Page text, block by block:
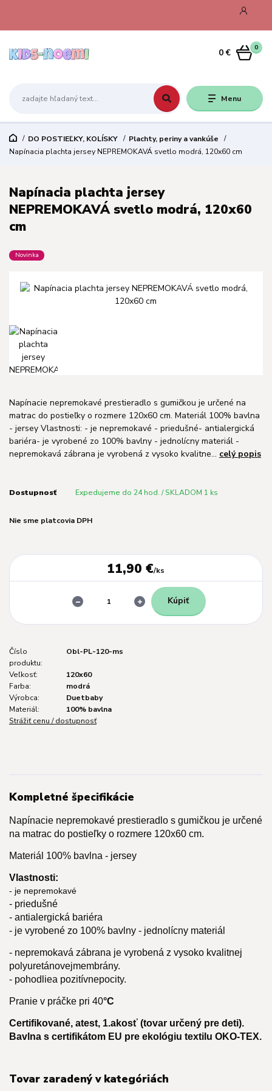
Menu
0
0 €
DO POSTIEĽKY, KOLÍSKY
Plachty, periny a vankúše
Napínacia plachta jersey NEPREMOKAVÁ svetlo modrá, 120x60 cm
Napínacia plachta jersey
NEPREMOKAVÁ svetlo modrá, 120x60
cm
Novinka
Napínacie nepremokavé prestieradlo s gumičkou je určené na
matrac do postieľky o rozmere 120x60 cm. Materiál 100% bavlna
- jersey Vlastnosti: - je nepremokavé - priedušné- antialergická
bariéra- je vyrobené zo 100% bavlny - jednolícny materiál -
nepremokavá zábrana je vyrobená z vysoko kvalitne... celý popis
Dostupnosť Expedujeme do 24 hod. / SKLADOM 1 ks
Nie sme platcovia DPH
11,90 €/ks
Kúpiť
Číslo
produktu:
Obl-PL-120-ms
Veľkosť:
120x60
Farba:
modrá
Výrobca:
Duetbaby
Materiál:
100% bavlna
Strážiť cenu / dostupnosť
Kompletné špecifikácie
Napínacie nepremokavé prestieradlo s gumičkou je určené
na matrac do postieľky o rozmere 120x60 cm.
Materiál 100% bavlna - jersey
Vlastnosti:
- je nepremokavé
- priedušné
- antialergická bariéra
- je vyrobené zo 100% bavlny - jednolícny materiál
- nepremokavá zábrana je vyrobená z vysoko kvalitnej
polyuretánovejmembrány.
- pohodliea pozitívnepocity.
Pranie v práčke pri 40°C
Certifikované, atest, 1.akosť (tovar určený pre deti).
Bavlna s certifikátom EU pre ekológiu textilu OKO-TEX.
Tovar zaradený v kategóriách